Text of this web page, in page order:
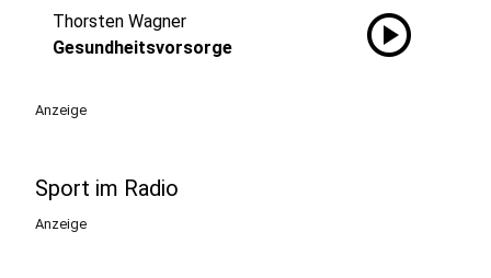
Thorsten Wagner
Gesundheitsvorsorge
play_circle
Anzeige
Sport im Radio
Anzeige